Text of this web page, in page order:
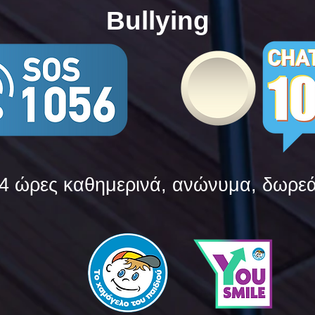
Bullying
ώρες καθημερινά, ανώνυμα,